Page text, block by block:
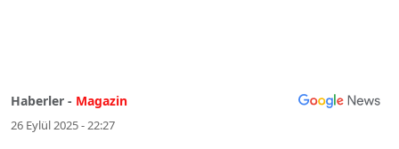
Haberler - Magazin
26 Eylül 2025 - 22:27